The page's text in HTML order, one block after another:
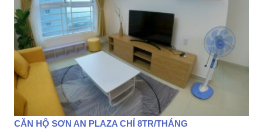
CĂN HỘ SƠN AN PLAZA CHỈ 8TR/THÁNG